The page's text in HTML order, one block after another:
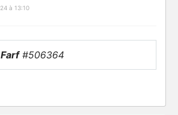
à 13:10
Farf#506364